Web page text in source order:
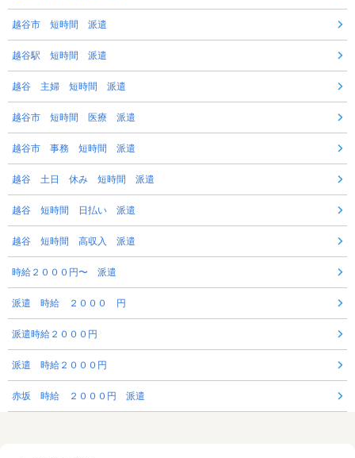
越谷市 短時間 派遣
越谷駅 短時間 派遣
越谷 主婦 短時間 派遣
越谷市 短時間 医療 派遣
越谷市 事務 短時間 派遣
越谷 土日 休み 短時間 派遣
越谷 短時間 日払い 派遣
越谷 短時間 高収入 派遣
時給２０００円〜 派遣
派遣 時給 ２０００ 円
派遣時給２０００円
派遣 時給２０００円
赤坂 時給 ２０００円 派遣